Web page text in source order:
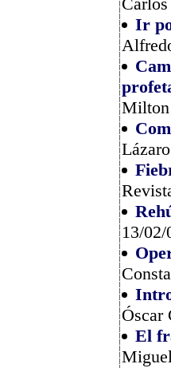
Ir
Milton
13/02/
Óscar
El